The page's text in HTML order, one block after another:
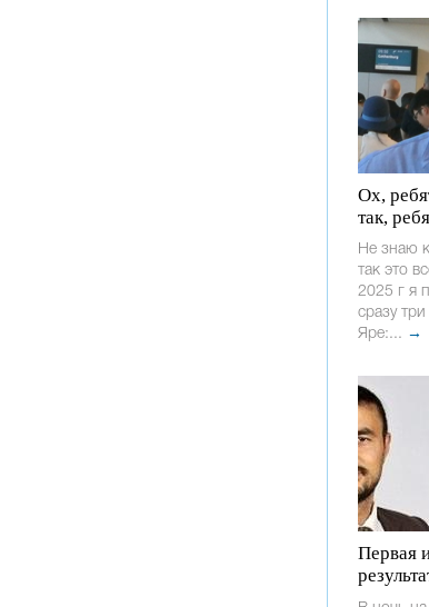
Ох,
так,
Не знаю
так это
2025 г я
сразу
Яре:... →
Первая